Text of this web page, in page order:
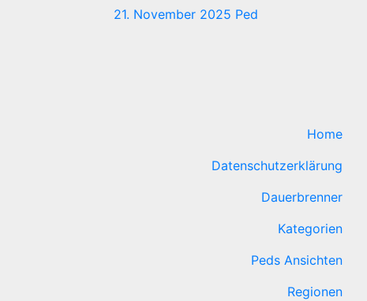
21. November 2025 Ped
Home
Datenschutzerklärung
Dauerbrenner
Kategorien
Peds Ansichten
Regionen